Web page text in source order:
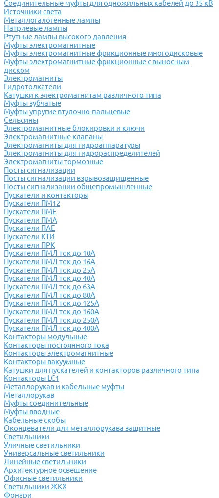
Соединительные муфты для одножильных кабелей до 35 кВ
Источники света
Металлогалогенные лампы
Натриевые лампы
Ртутные лампы высокого давления
Муфты электромагнитные
Муфты электромагнитные фрикционные многодисковые
Муфты электромагнитные фрикционные с выносным
диском
Электромагниты
Гидротолкатели
Катушки к электромагнитам различного типа
Муфты зубчатые
Муфты упругие втулочно-пальцевые
Сельсины
Электромагнитные блокировки и ключи
Электромагнитные клапаны
Электромагниты для гидроаппаратуры
Электромагниты для гидрораспределителей
Электромагниты тормозные
Посты сигнализации
Посты сигнализации взрывозащищенные
Посты сигнализации общепромышленные
Пускатели и контакторы
Пускатели ПМ12
Пускатели ПМЕ
Пускатели ПМА
Пускатели ПАЕ
Пускатели КТИ
Пускатели ПРК
Пускатели ПМЛ ток до 10А
Пускатели ПМЛ ток до 16А
Пускатели ПМЛ ток до 25А
Пускатели ПМЛ ток до 40А
Пускатели ПМЛ ток до 63А
Пускатели ПМЛ ток до 80А
Пускатели ПМЛ ток до 125А
Пускатели ПМЛ ток до 160А
Пускатели ПМЛ ток до 250А
Пускатели ПМЛ ток до 400А
Контакторы модульные
Контакторы постоянного тока
Контакторы электромагнитные
Контакторы вакуумные
Катушки для пускателей и контакторов различного типа
Контакторы LC1
Металлорукав и кабельные муфты
Металлорукав
Муфты соединительные
Муфты вводные
Кабельные скобы
Оконцеватели для металлорукава защитные
Светильники
Уличные светильники
Универсальные светильники
Линейные светильники
Архитектурное освещение
Офисные светильники
Светильники ЖКХ
Фонари